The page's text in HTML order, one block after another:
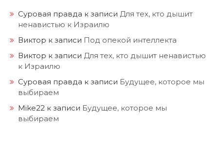
Суровая правда к записи Для тех, кто дышит
ненавистью к Израилю
Виктор к записи Под опекой интеллекта
Виктор к записи Для тех, кто дышит ненавистью
к Израилю
Суровая правда к записи Будущее, которое мы
выбираем
Mike22 к записи Будущее, которое мы
выбираем